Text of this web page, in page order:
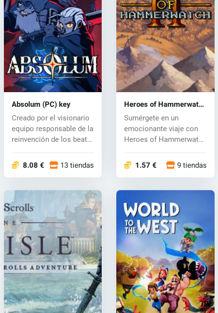
Absolum (PC) key
Creado por el visionario
equipo responsable de la
reinvención de los beat
8.08 € 13 tiendas
Heroes of Hammerwatch
II (PC) key
Sumérgete en un
emocionante viaje con
Heroes of Hammerwatch
1.57 € 9 tiendas